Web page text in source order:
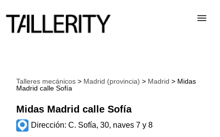
DESGUACES
PARA PROFESIONALES
Talleres mecánicos > Madrid (provincia) > Madrid > Midas
Madrid calle Sofía
Midas Madrid calle Sofía
Dirección: C. Sofía, 30, naves 7 y 8